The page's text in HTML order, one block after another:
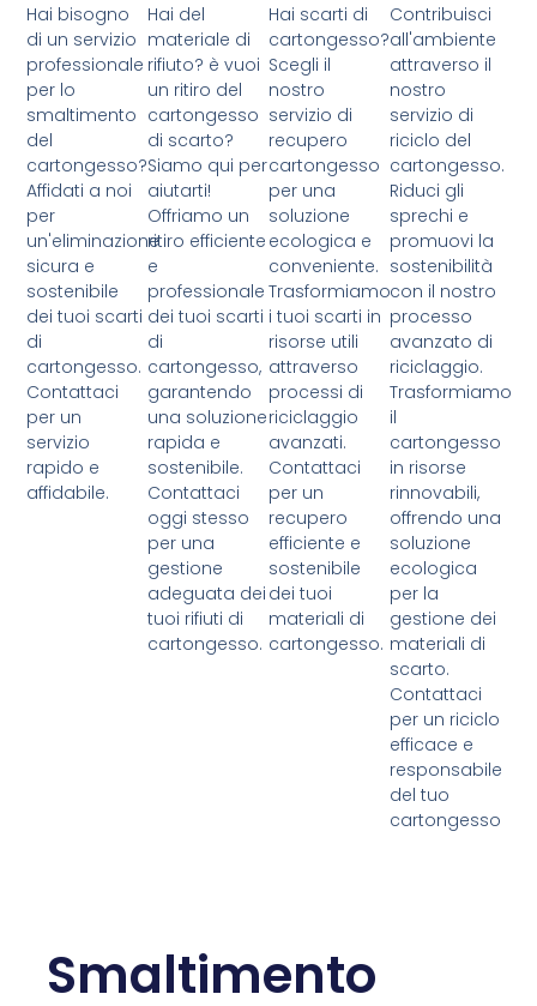
Hai bisogno
di un servizio
professionale
per lo
smaltimento
del
cartongesso?
Affidati a noi
per
un'eliminazione
sicura e
sostenibile
dei tuoi scarti
di
cartongesso.
Contattaci
per un
servizio
rapido e
affidabile.
Hai del
materiale di
rifiuto? è vuoi
un ritiro del
cartongesso
di scarto?
Siamo qui per
aiutarti!
Offriamo un
ritiro efficiente
e
professionale
dei tuoi scarti
di
cartongesso,
garantendo
una soluzione
rapida e
sostenibile.
Contattaci
oggi stesso
per una
gestione
adeguata dei
tuoi rifiuti di
cartongesso.
Hai scarti di
cartongesso?
Scegli il
nostro
servizio di
recupero
cartongesso
per una
soluzione
ecologica e
conveniente.
Trasformiamo
i tuoi scarti in
risorse utili
attraverso
processi di
riciclaggio
avanzati.
Contattaci
per un
recupero
efficiente e
sostenibile
dei tuoi
materiali di
cartongesso.
Contribuisci
all'ambiente
attraverso il
nostro
servizio di
riciclo del
cartongesso.
Riduci gli
sprechi e
promuovi la
sostenibilità
con il nostro
processo
avanzato di
riciclaggio.
Trasformiamo
il
cartongesso
in risorse
rinnovabili,
offrendo una
soluzione
ecologica
per la
gestione dei
materiali di
scarto.
Contattaci
per un riciclo
efficace e
responsabile
del tuo
cartongesso
Smaltimento